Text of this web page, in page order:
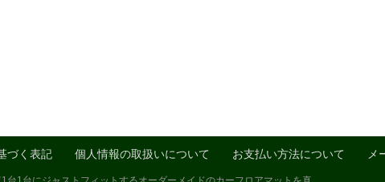
づく表記 個人情報の取扱いについて お支払い方法について メ